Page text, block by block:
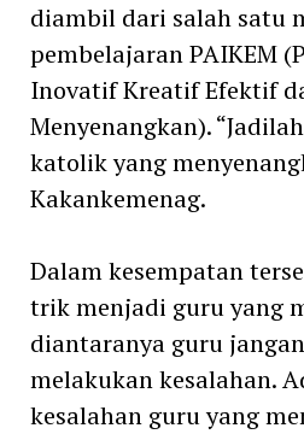
diambil dari salah satu
pembelajaran PAIKEM
Inovatif Kreatif Efektif
Menyenangkan).
katolik yang
Kakankemenag.
Dalam kesempatan
trik menjadi guru yang
diantaranya guru
melakukan kesalahan.
kesalahan guru yang